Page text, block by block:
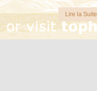
Lire la Suite